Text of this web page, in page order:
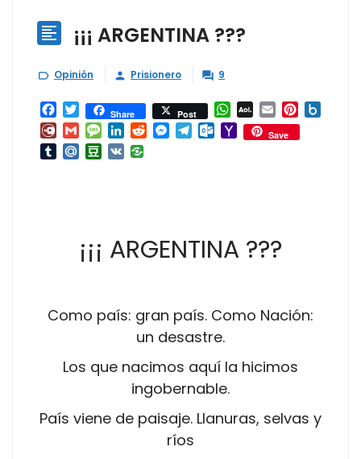
 ¡¡¡ ARGENTINA ???
 Opinión  Prisionero  9
Facebook
TwitterShare Post WhatsApp
AOL
Mail
EmailPinterest
Diary.RuGmailMessage
LinkedInRedditMessenger
TelegramOutlook.com
YahooSave
TumblrMail.RuDouban
VK
¡¡¡ ARGENTINA ???
Como país: gran país. Como Nación:
un desastre.
Los que nacimos aquí la hicimos
ingobernable.
País viene de paisaje. Llanuras, selvas y
ríos